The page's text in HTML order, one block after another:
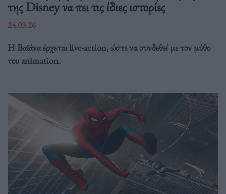
της Disney να πει τις ίδιες ιστορίες
24.03.26
Η Βαϊάνα έρχεται live-action, ώστε να συνδεθεί με τον μύθο
του animation.